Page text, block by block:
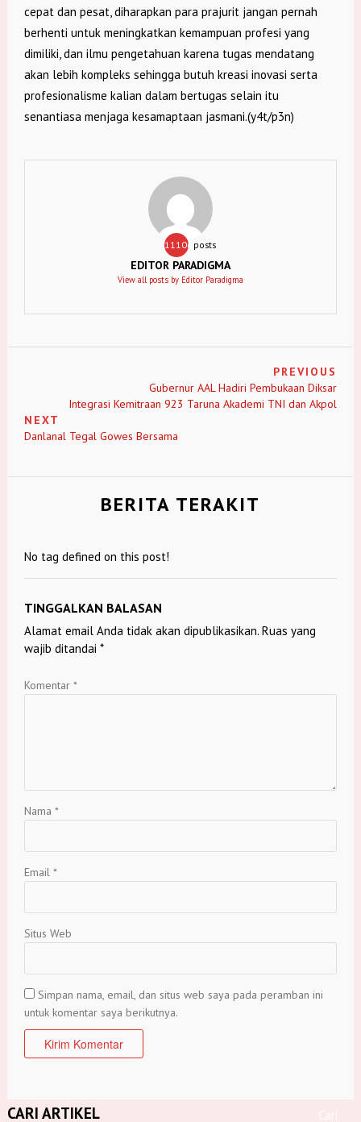
cepat dan pesat, diharapkan para prajurit jangan pernah
berhenti untuk meningkatkan kemampuan profesi yang
dimiliki, dan ilmu pengetahuan karena tugas mendatang
akan lebih kompleks sehingga butuh kreasi inovasi serta
profesionalisme kalian dalam bertugas selain itu
senantiasa menjaga kesamaptaan jasmani.(y4t/p3n)
11106 posts
EDITOR PARADIGMA
View all posts by Editor Paradigma
PREVIOUS
Gubernur AAL Hadiri Pembukaan Diksar
Integrasi Kemitraan 923 Taruna Akademi TNI dan Akpol
NEXT
Danlanal Tegal Gowes Bersama
BERITA TERAKIT
No tag defined on this post!
TINGGALKAN BALASAN
Alamat email Anda tidak akan dipublikasikan. Ruas yang
wajib ditandai *
Komentar *
Nama *
Email *
Situs Web
Simpan nama, email, dan situs web saya pada peramban ini
untuk komentar saya berikutnya.
CARI ARTIKEL